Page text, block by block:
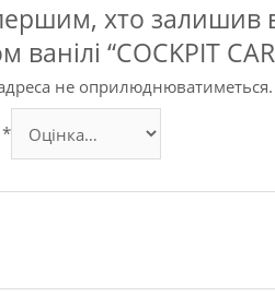
хто залишив
ванілі “COCKPIT
не оприлюднюватиметься.
*